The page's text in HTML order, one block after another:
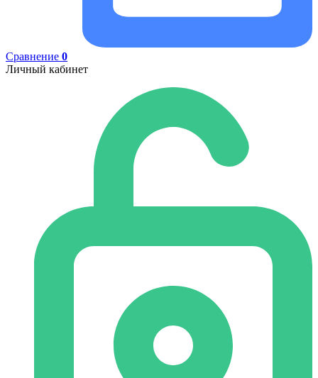
Сравнение 0
Личный кабинет